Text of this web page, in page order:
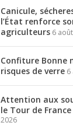
Canicule,
l’État renforce
agriculteurs 6
Confiture Bonne
risques de verre 6
Attention aux
le Tour de
2026